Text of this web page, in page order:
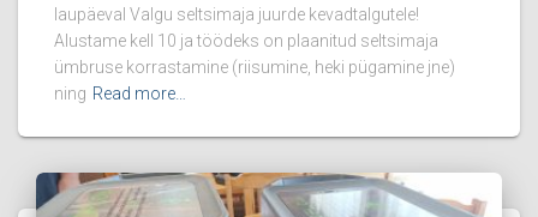
laupäeval Valgu seltsimaja juurde kevadtalgutele!
Alustame kell 10 ja töödeks on plaanitud seltsimaja
ümbruse korrastamine (riisumine, heki pügamine jne)
ning Read more…